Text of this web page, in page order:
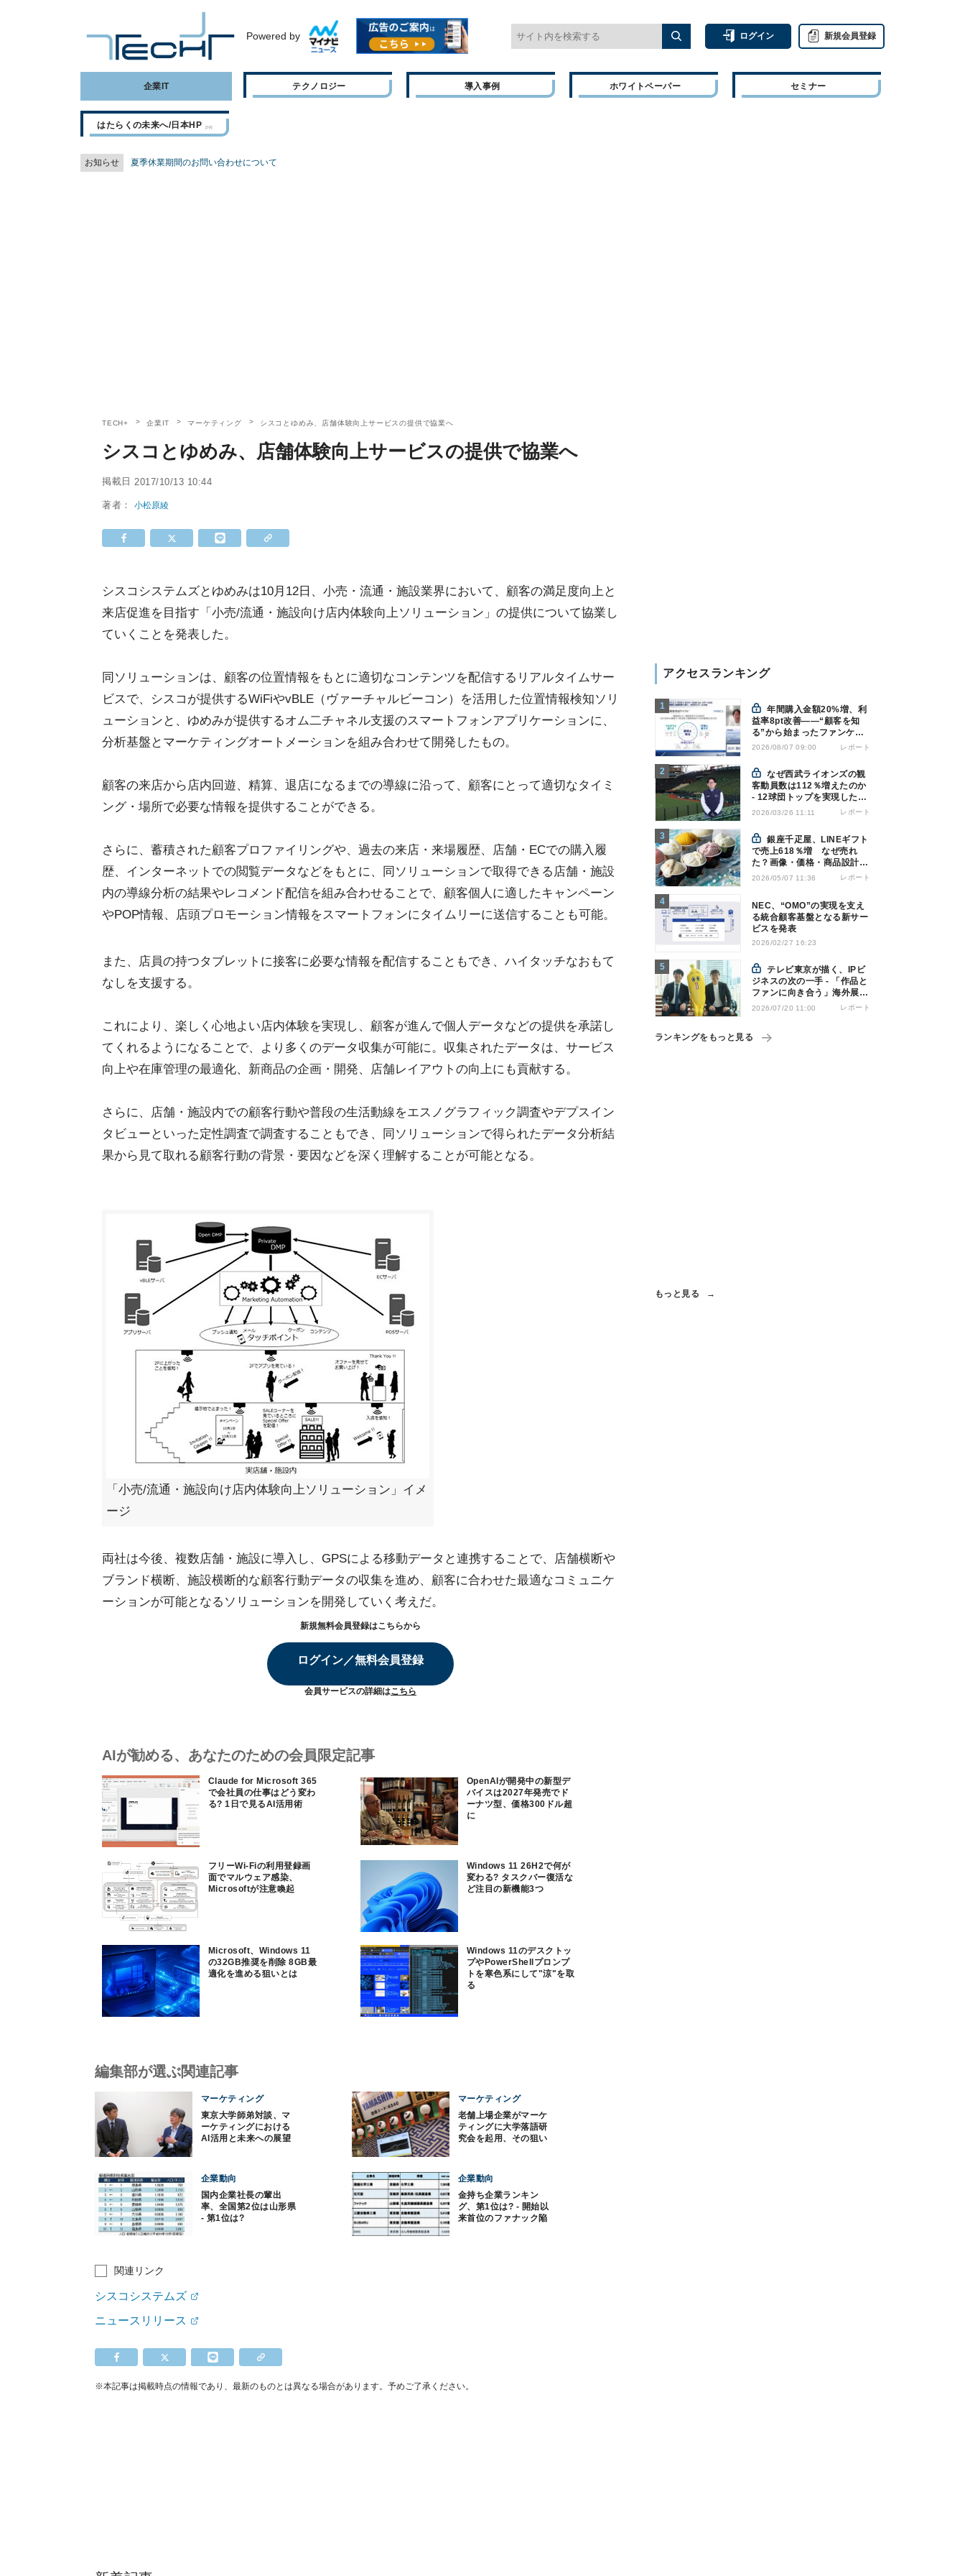
Powered by ログイン 新規会員登録
企業IT テクノロジー 導入事例 ホワイトペーパー セミナー
はたらくの未来へ/日本HP
お知らせ 夏季休業期間のお問い合わせについて
TECH+ 企業IT マーケティング シスコとゆめみ、店舗体験向上サービスの提供で協業へ
シスコとゆめみ、店舗体験向上サービスの提供で協業へ
掲載日 2017/10/13 10:44
著者：小松原綾
シスコシステムズとゆめみは10月12日、小売・流通・施設業界において、顧客の満足度向上と
来店促進を目指す「小売/流通・施設向け店内体験向上ソリューション」の提供について協業し
ていくことを発表した。
同ソリューションは、顧客の位置情報をもとに適切なコンテンツを配信するリアルタイムサー
ビスで、シスコが提供するWiFiやvBLE（ヴァーチャルビーコン）を活用した位置情報検知ソリ
ューションと、ゆめみが提供するオム二チャネル支援のスマートフォンアプリケーションに、
分析基盤とマーケティングオートメーションを組み合わせて開発したもの。
顧客の来店から店内回遊、精算、退店になるまでの導線に沿って、顧客にとって適切なタイミ
ング・場所で必要な情報を提供することができる。
さらに、蓄積された顧客プロファイリングや、過去の来店・来場履歴、店舗・ECでの購入履
歴、インターネットでの閲覧データなどをもとに、同ソリューションで取得できる店舗・施設
内の導線分析の結果やレコメンド配信を組み合わせることで、顧客個人に適したキャンペーン
やPOP情報、店頭プロモーション情報をスマートフォンにタイムリーに送信することも可能。
また、店員の持つタブレットに接客に必要な情報を配信することもでき、ハイタッチなおもて
なしを支援する。
これにより、楽しく心地よい店内体験を実現し、顧客が進んで個人データなどの提供を承諾し
てくれるようになることで、より多くのデータ収集が可能に。収集されたデータは、サービス
向上や在庫管理の最適化、新商品の企画・開発、店舗レイアウトの向上にも貢献する。
さらに、店舗・施設内での顧客行動や普段の生活動線をエスノグラフィック調査やデプスイン
タビューといった定性調査で調査することもでき、同ソリューションで得られたデータ分析結
果から見て取れる顧客行動の背景・要因などを深く理解することが可能となる。
「小売/流通・施設向け店内体験向上ソリューション」イメ
ージ
両社は今後、複数店舗・施設に導入し、GPSによる移動データと連携することで、店舗横断や
ブランド横断、施設横断的な顧客行動データの収集を進め、顧客に合わせた最適なコミュニケ
ーションが可能となるソリューションを開発していく考えだ。
新規無料会員登録はこちらから
ログイン／無料会員登録
会員サービスの詳細はこちら
AIが勧める、あなたのための会員限定記事
Claude for Microsoft 365
で会社員の仕事はどう変わ
る? 1日で見るAI活用術
OpenAIが開発中の新型デ
バイスは2027年発売でド
ーナツ型、価格300ドル超
に
フリーWi-Fiの利用登録画
面でマルウェア感染、
Microsoftが注意喚起
Windows 11 26H2で何が
変わる? タスクバー復活な
ど注目の新機能3つ
Microsoft、Windows 11
の32GB推奨を削除 8GB最
適化を進める狙いとは
Windows 11のデスクトッ
プやPowerShellプロンプ
トを寒色系にして"涼"を取
る
アクセスランキング
年間購入金額20%増、利
益率8pt改善——“顧客を知
る”から始まったファンケル
の通販変革と、次に見据える
2026/08/07 09:00 レポート
なぜ西武ライオンズの観
客動員数は112％増えたのか
- 12球団トップを実現した戦
略の全貌
2026/03/26 11:11 レポート
銀座千疋屋、LINEギフト
で売上618％増 なぜ売れ
た？画像・価格・商品設計を
解説
2026/05/07 11:36 レポート
NEC、“OMO”の実現を支え
る統合顧客基盤となる新サー
ビスを発表
2026/02/27 16:23
テレビ東京が描く、IPビ
ジネスの次の一手 - 「作品と
ファンに向き合う」海外展開
とは
2026/07/20 11:00 レポート
ランキングをもっと見る
もっと見る
編集部が選ぶ関連記事
マーケティング
東京大学師弟対談、マ
ーケティングにおける
AI活用と未来への展望
マーケティング
老舗上場企業がマーケ
ティングに大学落語研
究会を起用、その狙い
企業動向
国内企業社長の輩出
率、全国第2位は山形県
- 第1位は?
企業動向
金持ち企業ランキン
グ、第1位は? - 開始以
来首位のファナック陥
関連リンク
シスコシステムズ
ニュースリリース
※本記事は掲載時点の情報であり、最新のものとは異なる場合があります。予めご了承ください。